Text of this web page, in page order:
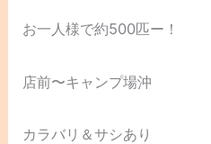
お一人様で約500匹ー！
店前〜キャンプ場沖
カラバリ＆サシあり